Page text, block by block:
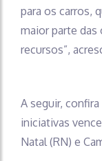
para os carros,
maior parte das
recursos”,
A seguir,
iniciativas
Natal (RN) e